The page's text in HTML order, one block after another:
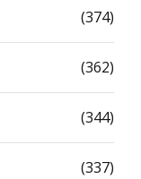
(374)
(362)
(344)
(337)